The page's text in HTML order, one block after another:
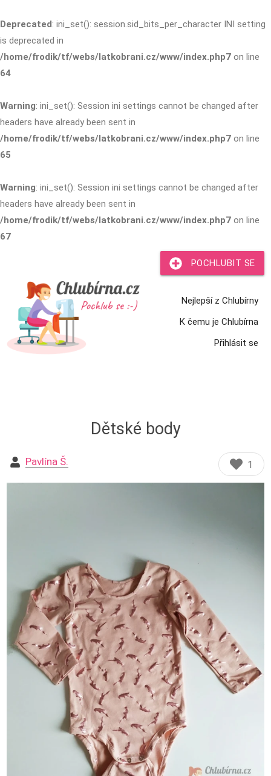
Deprecated: ini_set(): session.sid_bits_per_character INI setting
is deprecated in
/home/frodik/tf/webs/latkobrani.cz/www/index.php7 on line
64
Warning: ini_set(): Session ini settings cannot be changed after
headers have already been sent in
/home/frodik/tf/webs/latkobrani.cz/www/index.php7 on line
65
Warning: ini_set(): Session ini settings cannot be changed after
headers have already been sent in
/home/frodik/tf/webs/latkobrani.cz/www/index.php7 on line
67
Nejlepší z Chlubírny
K čemu je Chlubírna
Přihlásit se
POCHLUBIT SE
Dětské body
1
Pavlína Š.